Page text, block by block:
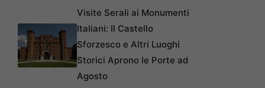
Visite Serali ai Monumenti
Italiani: Il Castello
Sforzesco e Altri Luoghi
Storici Aprono le Porte ad
Agosto